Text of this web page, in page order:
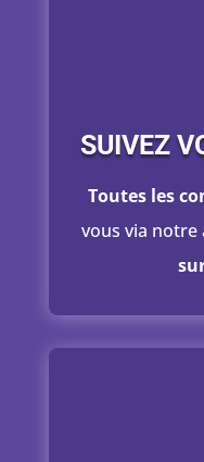
SUIVEZ
Toutes les
vous via notre